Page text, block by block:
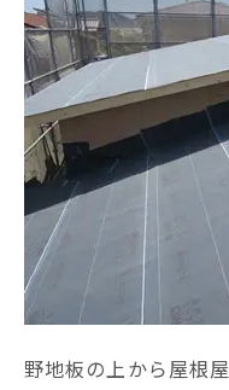
野地板の上から屋根